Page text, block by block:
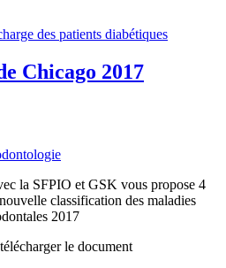
des patients diabétiques
Chicago 2017
la SFPIO et GSK vous propose 4
classification des maladies
2017
le document